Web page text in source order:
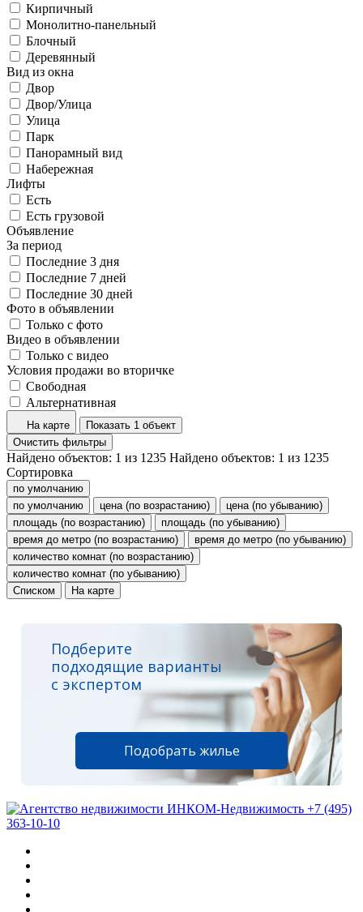
Кирпичный
Монолитно-панельный
Блочный
Деревянный
Вид из окна
Двор
Двор/Улица
Улица
Парк
Панорамный вид
Набережная
Лифты
Есть
Есть грузовой
Объявление
За период
Последние 3 дня
Последние 7 дней
Последние 30 дней
Фото в объявлении
Только с фото
Видео в объявлении
Только с видео
Условия продажи во вторичке
Свободная
Альтернативная
На карте
Показать 1 объект
Очистить фильтры
Найдено объектов: 1 из 1235 Найдено объектов: 1 из 1235
Сортировка
по умолчанию
по умолчанию
цена (по возрастанию)
цена (по убыванию)
площадь (по возрастанию)
площадь (по убыванию)
время до метро (по возрастанию)
время до метро (по убыванию)
количество комнат (по возрастанию)
количество комнат (по убыванию)
Списком
На карте
Подберите
подходящие варианты
с экспертом
Подобрать жилье
+7 (495)
363-10-10